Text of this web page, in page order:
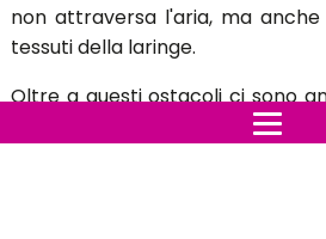
non attraversa l'aria, ma
tessuti della laringe.
Oltre a questi ostacoli ci sono
corde vocali, quindi il suono